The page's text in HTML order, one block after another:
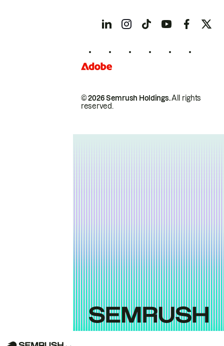
© 2026 Semrush Holdings.All rights
reserved.